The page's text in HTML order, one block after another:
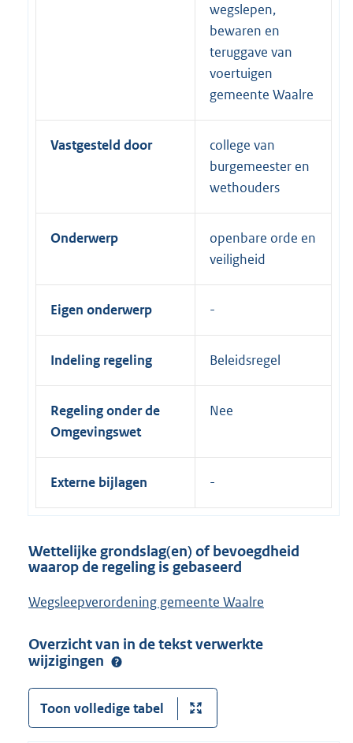
wegslepen,
bewaren en
teruggave van
voertuigen
gemeente Waalre
Vastgesteld door
college van
burgemeester en
wethouders
Onderwerp
openbare orde en
veiligheid
Eigen onderwerp
Indeling regeling Beleidsregel
Regeling onder de
Omgevingswet
Nee
Externe bijlagen
Wettelijke grondslag(en) of bevoegdheid
waarop de regeling is gebaseerd
Wegsleepverordening gemeente Waalre
Overzicht van in de tekst verwerkte
wijzigingen
Toon volledige tabel